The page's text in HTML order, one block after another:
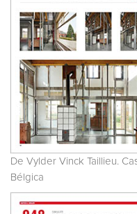
De Vylder Vinck Taillieu.
Bélgica